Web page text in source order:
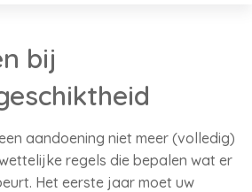
bij
aandoening niet meer (volledig)
regels die bepalen wat er
Het eerste jaar moet uw